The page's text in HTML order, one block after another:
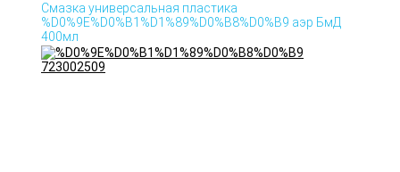
Смазка универсальная пластика
%D0%9E%D0%B1%D1%89%D0%B8%D0%B9 аэр БмД
400мл